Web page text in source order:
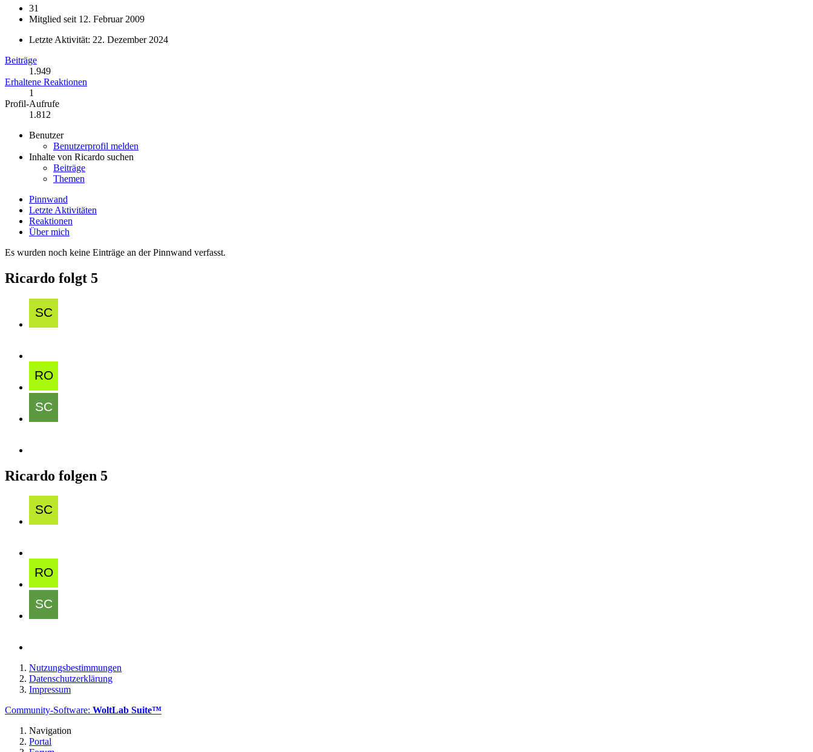
31
Mitglied seit 12. Februar 2009
Letzte Aktivität: 22. Dezember 2024
Beiträge
1.949
Erhaltene Reaktionen
1
Profil-Aufrufe
1.812
Benutzer
Benutzerprofil melden
Inhalte von Ricardo suchen
Beiträge
Themen
Pinnwand
Letzte Aktivitäten
Reaktionen
Über mich
Es wurden noch keine Einträge an der Pinnwand verfasst.
Ricardo folgt 5
Ricardo folgen 5
Nutzungsbestimmungen
Datenschutzerklärung
Impressum
Community-Software: WoltLab Suite™
Navigation
Portal